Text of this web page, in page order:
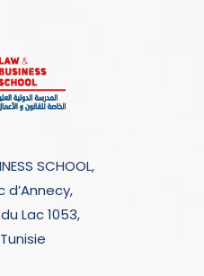
SCHOOL,
d’Annecy,
Lac 1053,